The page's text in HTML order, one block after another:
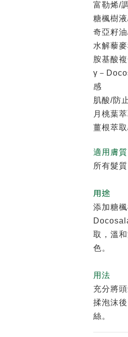
富勒烯/
糖楓樹
奇亞籽
水解藜
胺基酸
γ－
感
肌酸/防
月桃葉
薑根萃
適用膚質
所有髮質
用途
添加糖
取，溫
色。
用法
充分將
揉泡沫
絲。